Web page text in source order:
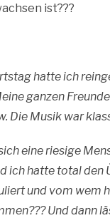
ist???
hatte ich
ganzen
Die Musik war
eine riesige
ich hatte total den
und vom wem
Und dann